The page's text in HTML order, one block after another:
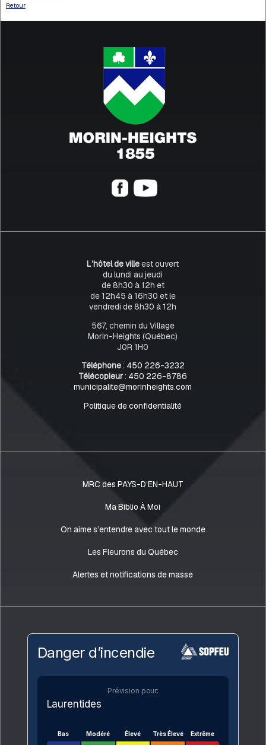
Retour
L’hôtel de villeest ouvert
du lundi au jeudi
de 8h30 à 12h et
de 12h45 à 16h30 et le
vendredi de 8h30 à 12h
567, chemin du Village
Morin-Heights (Québec)
J0R 1H0
Téléphone: 450 226-3232
Télécopieur: 450 226-8786
municipalite@morinheights.com
Politique de confidentialité
MRC des PAYS-D’EN-HAUT
Ma Biblio À Moi
On aime s’entendre avec tout le monde
Les Fleurons du Québec
Alertes et notifications de masse
Danger d’incendie
Prévision pour:
Laurentides
Bas Modéré Élevé Très Élevé Extrême